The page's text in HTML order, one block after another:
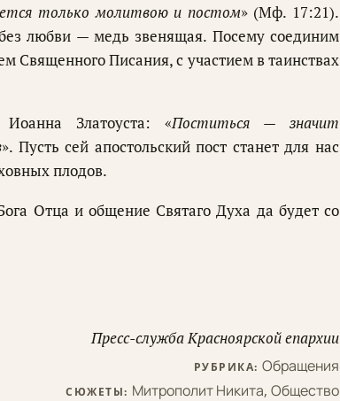
только молитвою и постом» (Мф. 17:21).
любви — медь звенящая. Посему соединим
Священного Писания, с участием в таинствах
Златоуста: «Поститься — значит
». Пусть сей апостольский пост станет для нас
плодов.
Отца и общение Святаго Духа да будет со
Пресс-служба Красноярской епархии
РУБРИКА: Обращения
СЮЖЕТЫ: Митрополит Никита, Общество